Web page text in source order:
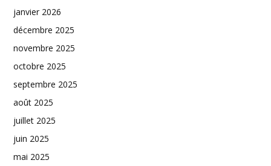
janvier 2026
décembre 2025
novembre 2025
octobre 2025
septembre 2025
août 2025
juillet 2025
juin 2025
mai 2025